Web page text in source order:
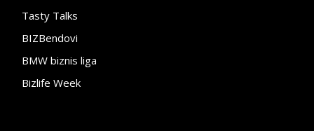
Tasty Talks
BIZBendovi
BMW biznis liga
Bizlife Week